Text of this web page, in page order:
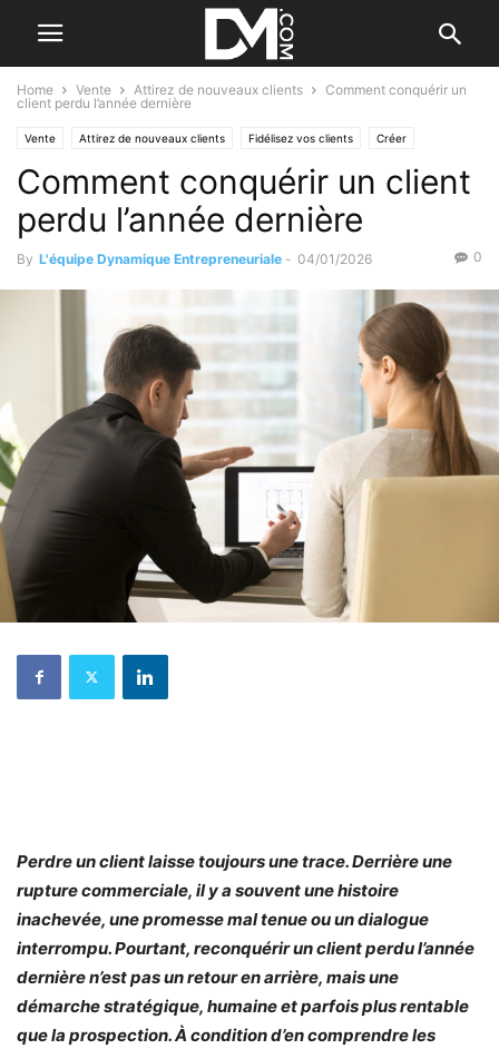
Home Vente Attirez de nouveaux clients
Comment conquérir un
client perdu l’année dernière
Vente Attirez de nouveaux clients Fidélisez vos clients Créer
Le B.A. BA de la stratégie
Comment conquérir un client
perdu l’année dernière
By L'équipe Dynamique Entrepreneuriale - 04/01/2026 0
Perdre un client laisse toujours une trace. Derrière une
rupture commerciale, il y a souvent une histoire
inachevée, une promesse mal tenue ou un dialogue
interrompu. Pourtant, reconquérir un client perdu l’année
dernière n’est pas un retour en arrière, mais une
démarche stratégique, humaine et parfois plus rentable
que la prospection. À condition d’en comprendre les